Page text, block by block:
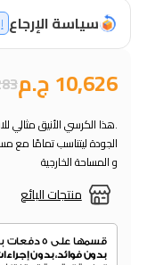
سياسة الإرجاع
10,626 ج.م
منتجات البائع
.هذا الكرسي الأنيق
الجودة ليتناسب تمامًا
و المساحة الخارجية